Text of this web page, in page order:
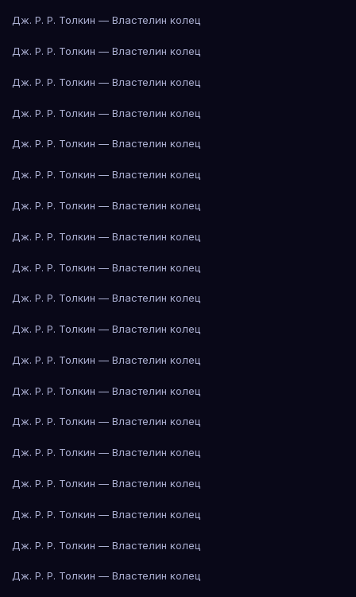
Дж. Р. Р. Толкин — Властелин колец
Дж. Р. Р. Толкин — Властелин колец
Дж. Р. Р. Толкин — Властелин колец
Дж. Р. Р. Толкин — Властелин колец
Дж. Р. Р. Толкин — Властелин колец
Дж. Р. Р. Толкин — Властелин колец
Дж. Р. Р. Толкин — Властелин колец
Дж. Р. Р. Толкин — Властелин колец
Дж. Р. Р. Толкин — Властелин колец
Дж. Р. Р. Толкин — Властелин колец
Дж. Р. Р. Толкин — Властелин колец
Дж. Р. Р. Толкин — Властелин колец
Дж. Р. Р. Толкин — Властелин колец
Дж. Р. Р. Толкин — Властелин колец
Дж. Р. Р. Толкин — Властелин колец
Дж. Р. Р. Толкин — Властелин колец
Дж. Р. Р. Толкин — Властелин колец
Дж. Р. Р. Толкин — Властелин колец
Дж. Р. Р. Толкин — Властелин колец